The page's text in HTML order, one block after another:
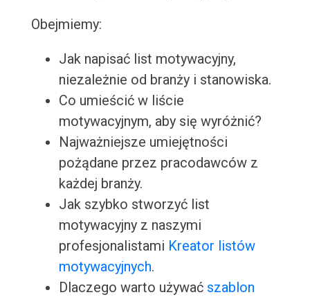
Obejmiemy:
Jak napisać list motywacyjny,
niezależnie od branży i stanowiska.
Co umieścić w liście
motywacyjnym, aby się wyróżnić?
Najważniejsze umiejętności
pożądane przez pracodawców z
każdej branży.
Jak szybko stworzyć list
motywacyjny z naszymi
profesjonalistami Kreator listów
motywacyjnych.
Dlaczego warto używać szablon